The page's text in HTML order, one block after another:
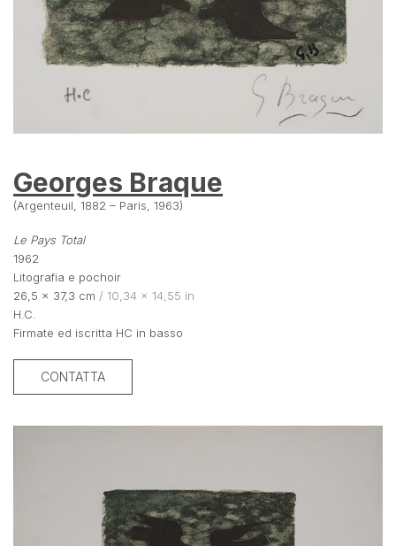
Georges Braque
(Argenteuil, 1882 – Paris, 1963)
Le Pays Total
1962
Litografia e pochoir
26,5 × 37,3 cm / 10,34 × 14,55 in
H.C.
Firmate ed iscritta HC in basso
CONTATTA